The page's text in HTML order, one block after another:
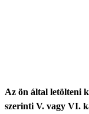
Az ön által letölteni
szerinti V. vagy VI.